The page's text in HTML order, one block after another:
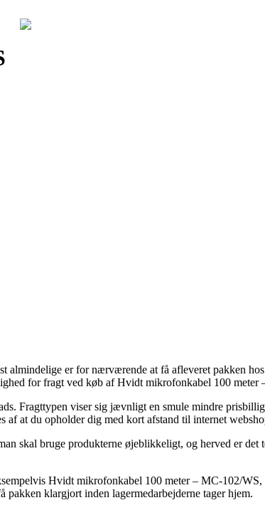
er for nærværende at få afleveret pakken
for fragt ved køb af Hvidt mikrofonkabel 100 meter
Fragttypen viser sig jævnligt en smule mindre
at du opholder dig med kort afstand til internet
bruge produkterne øjeblikkeligt, og herved er det
Hvidt mikrofonkabel 100 meter – MC-102/WS,
klargjort inden lagermedarbejderne tager hjem.